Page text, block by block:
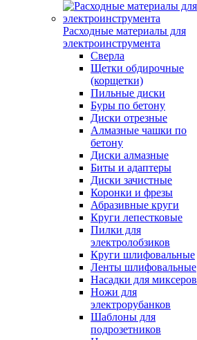
Расходные материалы для
электроинструмента
Сверла
Щетки обдирочные
(корщетки)
Пильные диски
Буры по бетону
Диски отрезные
Алмазные чашки по
бетону
Диски алмазные
Биты и адаптеры
Диски зачистные
Коронки и фрезы
Абразивные круги
Круги лепестковые
Пилки для
электролобзиков
Круги шлифовальные
Ленты шлифовальные
Насадки для миксеров
Ножи для
электрорубанков
Шаблоны для
подрозетников